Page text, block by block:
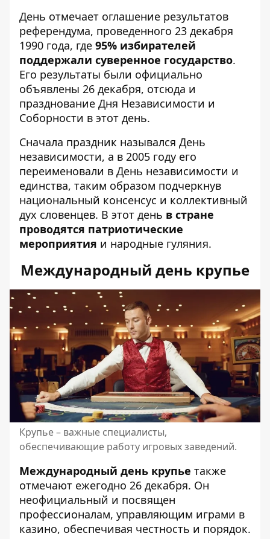
День отмечает оглашение результатов
референдума, проведенного 23 декабря
1990 года, где 95% избирателей
поддержали суверенное государство.
Его результаты были официально
объявлены 26 декабря, отсюда и
празднование Дня Независимости и
Соборности в этот день.
Сначала праздник назывался День
независимости, а в 2005 году его
переименовали в День независимости и
единства, таким образом подчеркнув
национальный консенсус и коллективный
дух словенцев. В этот день в стране
проводятся патриотические
мероприятия и народные гуляния.
Международный день крупье
Крупье – важные специалисты,
обеспечивающие работу игровых заведений.
Международный день крупье также
отмечают ежегодно 26 декабря. Он
неофициальный и посвящен
профессионалам, управляющим играми в
казино, обеспечивая честность и порядок.